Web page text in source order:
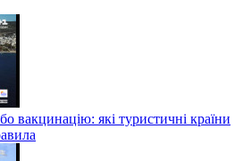
вакцинацію: які туристичні країни